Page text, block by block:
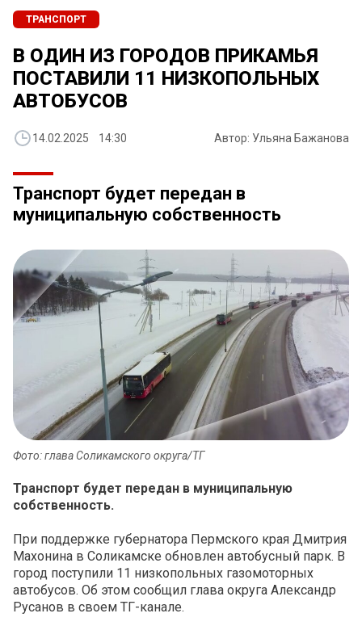
ТРАНСПОРТ
В ОДИН ИЗ ГОРОДОВ ПРИКАМЬЯ
ПОСТАВИЛИ 11 НИЗКОПОЛЬНЫХ
АВТОБУСОВ
14.02.2025 14:30 Автор: Ульяна Бажанова
Транспорт будет передан в
муниципальную собственность
Фото: глава Соликамского округа/ТГ
Транспорт будет передан в муниципальную
собственность.
При поддержке губернатора Пермского края Дмитрия
Махонина в Соликамске обновлен автобусный парк. В
город поступили 11 низкопольных газомоторных
автобусов. Об этом сообщил глава округа Александр
Русанов в своем ТГ-канале.